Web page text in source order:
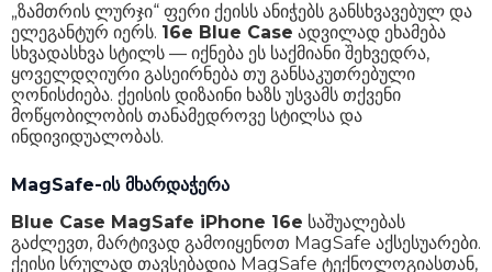
„ზამთრის ლურჯი“ ფერი ქეისს ანიჭებს განსხვავებულ და
ელეგანტურ იერს. 16e Blue Case ადვილად ეხამება
სხვადასხვა სტილს — იქნება ეს საქმიანი შეხვედრა,
ყოველდღიური გასეირნება თუ განსაკუთრებული
ღონისძიება. ქეისის დიზაინი ხაზს უსვამს თქვენი
მოწყობილობის თანამედროვე სტილსა და
ინდივიდუალობას.
MagSafe-ის მხარდაჭერა
Blue Case MagSafe iPhone 16e საშუალებას
გაძლევთ, მარტივად გამოიყენოთ MagSafe აქსესუარები.
ქეისი სრულად თავსებადია MagSafe ტექნოლოგიასთან,